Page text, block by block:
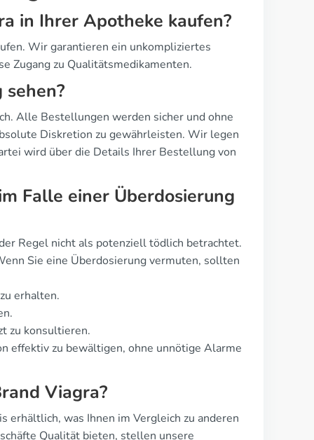
in Ihrer Apotheke kaufen?
Wir garantieren ein unkompliziertes
Zugang zu Qualitätsmedikamenten.
Alle Bestellungen werden sicher und ohne
Diskretion zu gewährleisten. Wir legen
wird über die Details Ihrer Bestellung von
Falle einer Überdosierung
Regel nicht als potenziell tödlich betrachtet.
Sie eine Überdosierung vermuten, sollten
erhalten.
zu konsultieren.
effektiv zu bewältigen, ohne unnötige Alarme
Viagra?
erhältlich, was Ihnen im Vergleich zu anderen
Qualität bieten, stellen unsere